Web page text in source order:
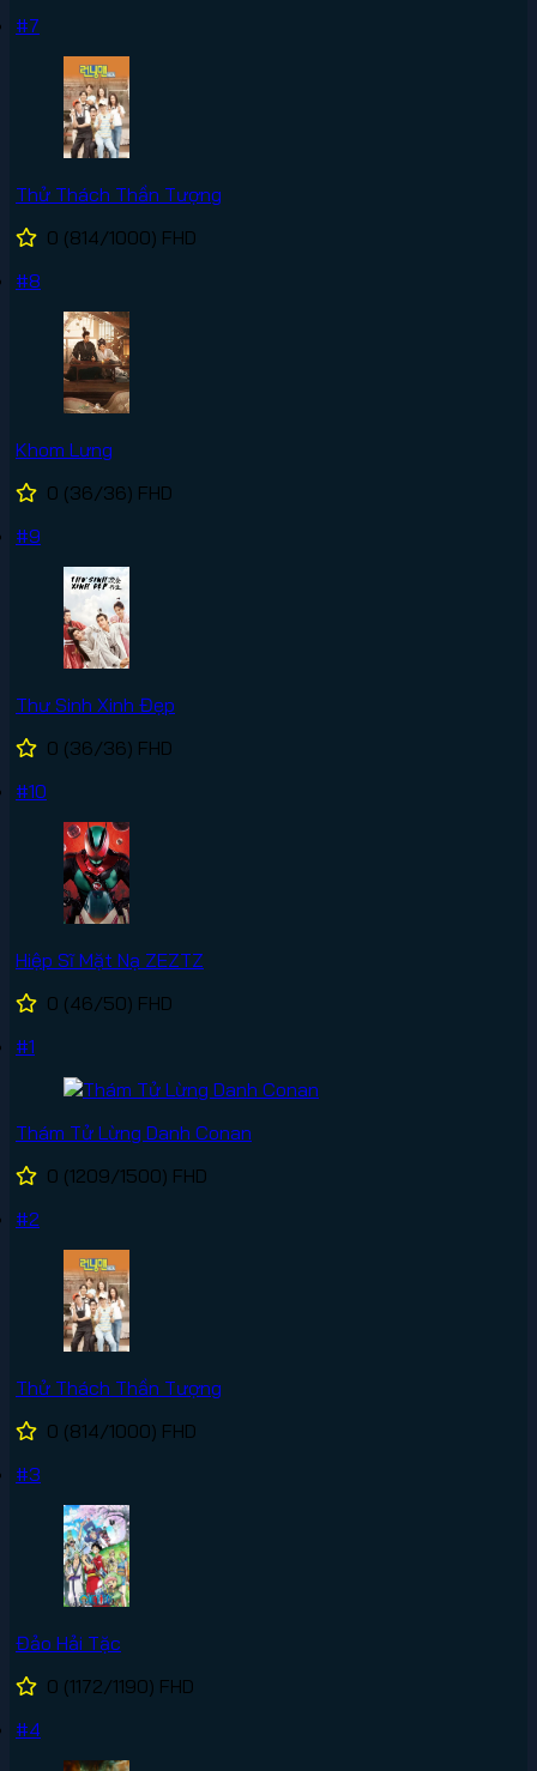
#7
Thử Thách Thần Tượng
0 (814/1000) FHD
#8
Khom Lưng
0 (36/36) FHD
#9
Thư Sinh Xinh Đẹp
0 (36/36) FHD
#10
Hiệp Sĩ Mặt Nạ ZEZTZ
0 (46/50) FHD
#1
Thám Tử Lừng Danh Conan
0 (1209/1500) FHD
#2
Thử Thách Thần Tượng
0 (814/1000) FHD
#3
Đảo Hải Tặc
0 (1172/1190) FHD
#4